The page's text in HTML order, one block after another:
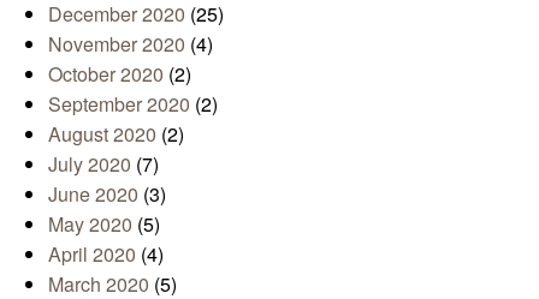
December 2020 (25)
November 2020 (4)
October 2020 (2)
September 2020 (2)
August 2020 (2)
July 2020 (7)
June 2020 (3)
May 2020 (5)
April 2020 (4)
March 2020 (5)